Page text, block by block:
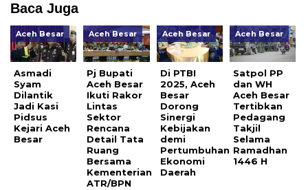
Baca Juga
Aceh Besar
Asmadi
Syam
Dilantik
Jadi Kasi
Pidsus
Kejari Aceh
Besar
Aceh Besar
Pj Bupati
Aceh Besar
Ikuti Rakor
Lintas
Sektor
Rencana
Detail Tata
Ruang
Bersama
Kementerian
ATR/BPN
Aceh Besar
Di PTBI
2025, Aceh
Besar
Dorong
Sinergi
Kebijakan
demi
Pertumbuhan
Ekonomi
Daerah
Aceh Besar
Satpol PP
dan WH
Aceh Besar
Tertibkan
Pedagang
Takjil
Selama
Ramadhan
1446 H